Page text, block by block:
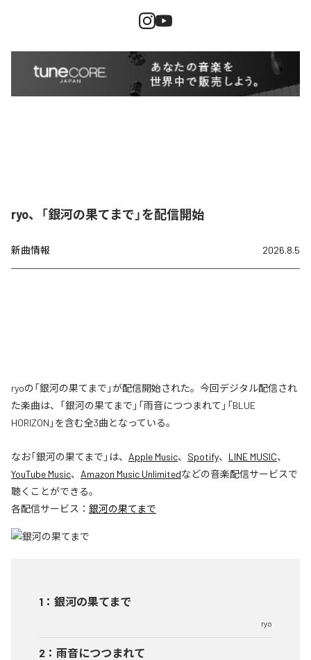
ryo、「銀河の果てまで」を配信開始
新曲情報 2026.8.5
ryoの「銀河の果てまで」が配信開始された。今回デジタル配信され
た楽曲は、「銀河の果てまで」「雨音につつまれて」「BLUE
HORIZON」を含む全3曲となっている。
なお「銀河の果てまで 」は、 Apple Music、 Spotify、 LINE MUSIC、
YouTube Music、 Amazon Music Unlimitedなどの音楽配信サービスで
聴くことができる。
各配信サービス： 銀河の果てまで
1 ： 銀河の果てまで
ryo
2 ： 雨音につつまれて